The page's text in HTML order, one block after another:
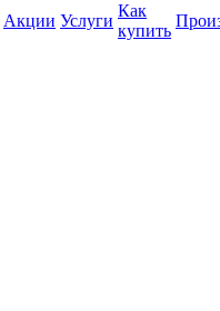
Акции Услуги
Как
купить